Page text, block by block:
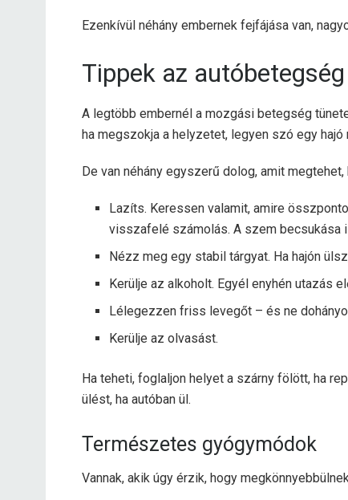
Ezenkívül néhány embernek fejfájása van,
Tippek az
A legtöbb embernél a mozgási betegség
ha megszokja a helyzetet, legyen szó egy
De van néhány egyszerű dolog, amit
Lazíts. Keressen valamit, amire
visszafelé számolás. A szem becsukása
Nézz meg egy stabil tárgyat. Ha hajón
Kerülje az alkoholt. Egyél enyhén utazás
Lélegezzen friss levegőt – és ne
Kerülje az olvasást.
Ha teheti, foglaljon helyet a szárny fölött, ha
ülést, ha autóban ül.
Természetes gyógymódok
Vannak, akik úgy érzik, hogy